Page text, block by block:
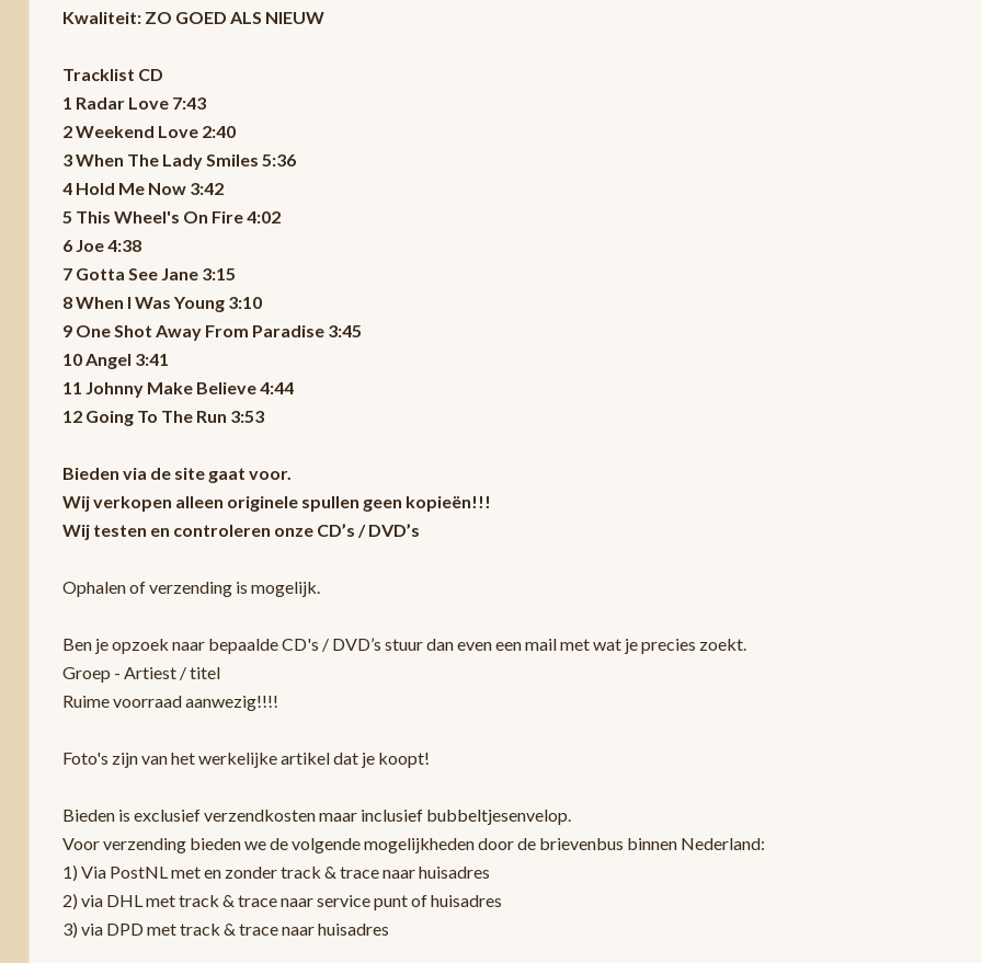
Kwaliteit: ZO GOED ALS NIEUW
Tracklist CD
1 Radar Love 7:43
2 Weekend Love 2:40
3 When The Lady Smiles 5:36
4 Hold Me Now 3:42
5 This Wheel's On Fire 4:02
6 Joe 4:38
7 Gotta See Jane 3:15
8 When I Was Young 3:10
9 One Shot Away From Paradise 3:45
10 Angel 3:41
11 Johnny Make Believe 4:44
12 Going To The Run 3:53
Bieden via de site gaat voor.
Wij verkopen alleen originele spullen geen kopieën!!!
Wij testen en controleren onze CD’s / DVD’s
Ophalen of verzending is mogelijk.
Ben je opzoek naar bepaalde CD's / DVD’s stuur dan even een mail met wat je precies zoekt.
Groep - Artiest / titel
Ruime voorraad aanwezig!!!!
Foto's zijn van het werkelijke artikel dat je koopt!
Bieden is exclusief verzendkosten maar inclusief bubbeltjesenvelop.
Voor verzending bieden we de volgende mogelijkheden door de brievenbus binnen Nederland:
1) Via PostNL met en zonder track & trace naar huisadres
2) via DHL met track & trace naar service punt of huisadres
3) via DPD met track & trace naar huisadres